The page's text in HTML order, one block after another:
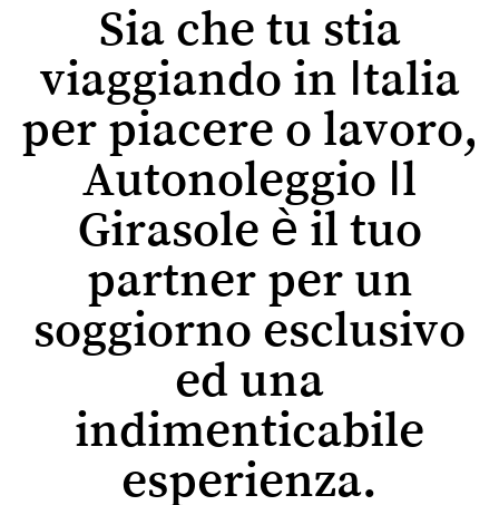
Sia che tu stia
viaggiando in Italia
per piacere o lavoro,
Autonoleggio Il
Girasole è il tuo
partner per un
soggiorno esclusivo
ed una
indimenticabile
esperienza.